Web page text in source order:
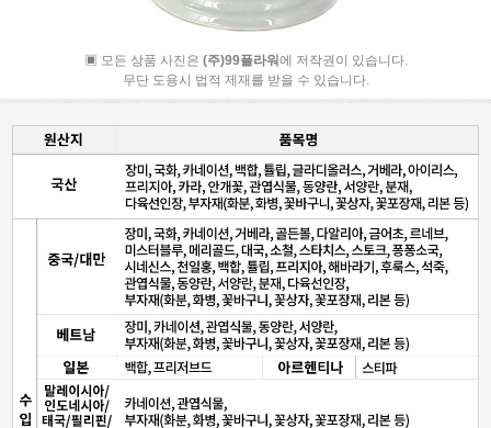
▣ 모든 상품 사진은 (주)99플라워에 저작권이 있습니다.
무단 도용시 법적 제재를 받을 수 있습니다.